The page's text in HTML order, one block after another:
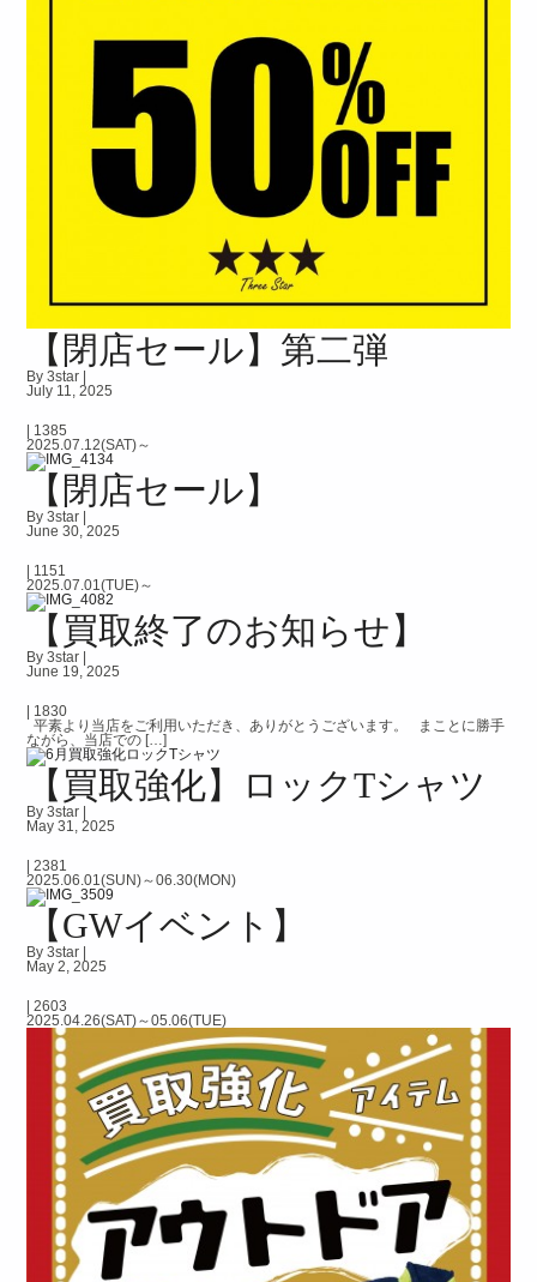
【閉店セール】第二弾
By 3star |
July 11, 2025
1385
2025.07.12(SAT)～
【閉店セール】
By 3star |
June 30, 2025
1151
2025.07.01(TUE)～
【買取終了のお知らせ】
By 3star |
June 19, 2025
1830
平素より当店をご利用いただき、ありがとうございます。 まことに勝手
ながら、当店での […]
【買取強化】ロックTシャツ
By 3star |
May 31, 2025
|2381
2025.06.01(SUN)～06.30(MON)
【GWイベント】
By 3star |
May 2, 2025
|2603
2025.04.26(SAT)～05.06(TUE)